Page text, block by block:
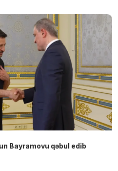
Bayramovu qəbul edib